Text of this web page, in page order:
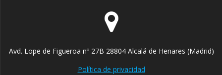
Avd. Lope de Figueroa nº 27B 28804 Alcalá de Henares (Madrid)
Política de privacidad